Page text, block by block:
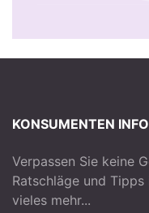
KONSUMENTEN
Verpassen Sie keine
Ratschläge und Tipps
vieles mehr...